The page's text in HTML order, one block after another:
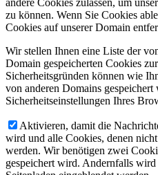
zu können. Wenn Sie Cookies
Cookies auf unserer Domain
Wir stellen Ihnen eine Liste der
Domain gespeicherten Cookies
Sicherheitsgründen können wie
von anderen Domains
Sicherheitseinstellungen Ihres
Aktivieren, damit die
wird und alle Cookies, denen
werden. Wir benötigen zwei
gespeichert wird. Andernfalls